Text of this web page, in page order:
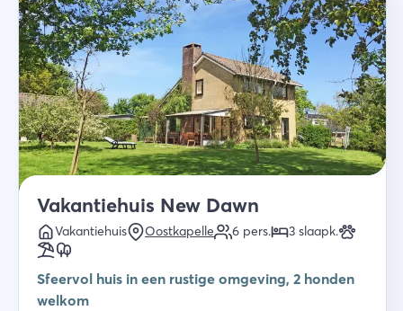
Vakantiehuis New Dawn
Vakantiehuis Oostkapelle 6 pers. 3 slaapk.
Sfeervol huis in een rustige omgeving, 2 honden
welkom